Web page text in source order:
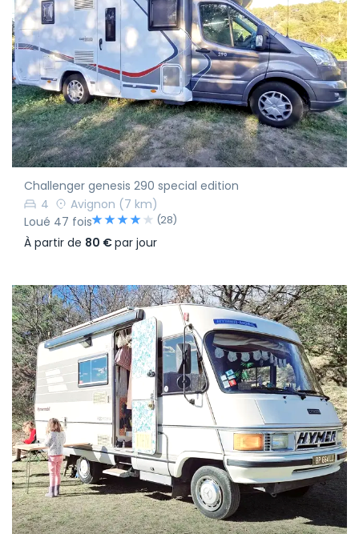
Challenger genesis 290 special edition
4
Avignon (7 km)
Loué 47 fois
(28)
À partir de 80 €par jour